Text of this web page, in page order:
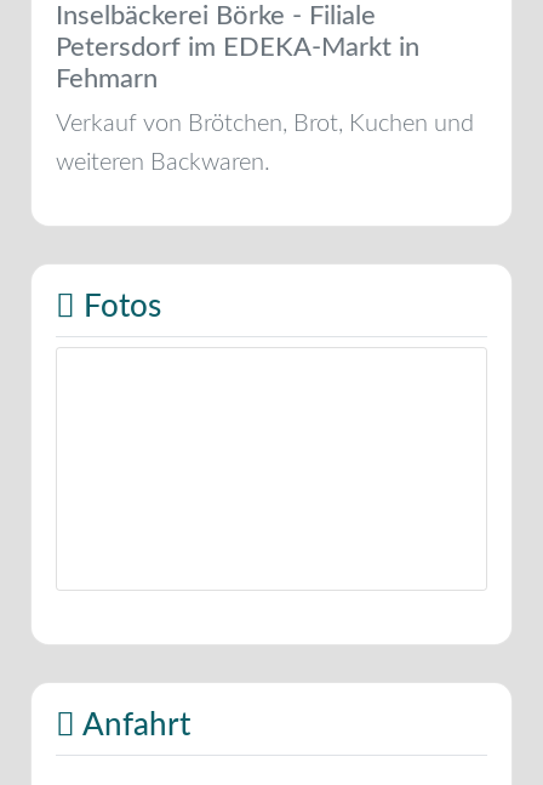
Inselbäckerei Börke - Filiale
Petersdorf im EDEKA-Markt in
Fehmarn
Verkauf von Brötchen, Brot, Kuchen und
weiteren Backwaren.
Fotos
Anfahrt